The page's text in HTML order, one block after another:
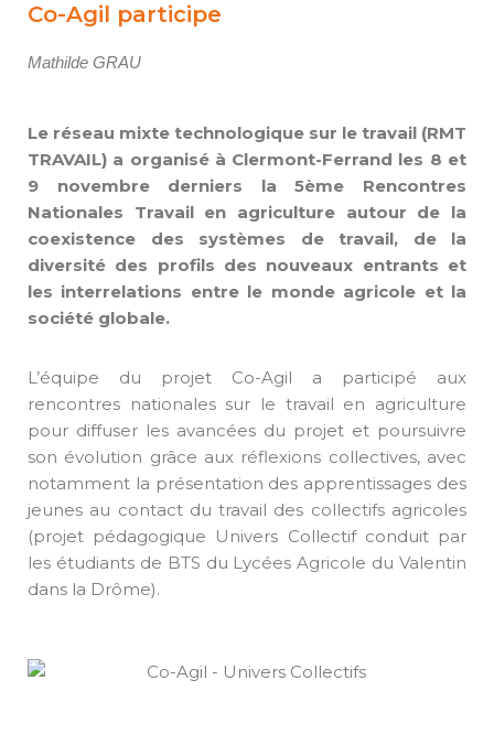
Co-Agil participe
Mathilde GRAU
Le réseau mixte technologique sur le travail (RMT
TRAVAIL) a organisé à Clermont-Ferrand les 8 et
9 novembre derniers la 5ème Rencontres
Nationales Travail en agriculture autour de la
coexistence des systèmes de travail, de la
diversité des profils des nouveaux entrants et
les interrelations entre le monde agricole et la
société globale.
L’équipe du projet Co-Agil a participé aux
rencontres nationales sur le travail en agriculture
pour diffuser les avancées du projet et poursuivre
son évolution grâce aux réflexions collectives, avec
notamment la présentation des apprentissages des
jeunes au contact du travail des collectifs agricoles
(projet pédagogique Univers Collectif conduit par
les étudiants de BTS du Lycées Agricole du Valentin
dans la Drôme).